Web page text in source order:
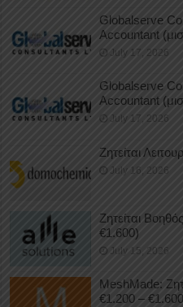
Globalserve
Accountant
July 17, 2026
Globalserve
Accountant
July 17, 2026
Ζητείται
July 16, 2026
Ζητείται
€1.600)
July 15, 2026
MeshMade:
€1.200 –